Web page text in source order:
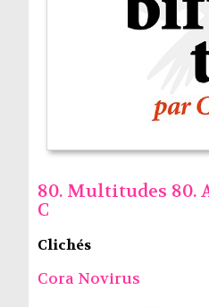
80. Multitudes 80.
C
Clichés
Cora Novirus